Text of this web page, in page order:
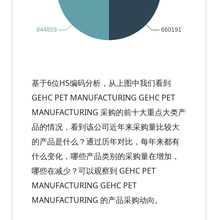
基于6位HS编码分析，从上图中我们看到
GEHC PET MANUFACTURING GEHC PET
MANUFACTURING 采购的前十大重点大类产
品的情况，看到该公司近年来采购量比较大
的产品是什么？通过历年对比，每年来都有
什么变化，哪些产品类别的采购量在增加，
哪些在减少？可以观察到 GEHC PET
MANUFACTURING GEHC PET
MANUFACTURING 的产品采购动向。